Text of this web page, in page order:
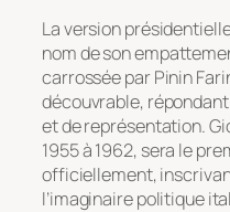
La version
nom de son
carrossée par Pinin
découvrable,
et de représentation.
1955 à 1962, sera le
officiellement,
l’imaginaire politique